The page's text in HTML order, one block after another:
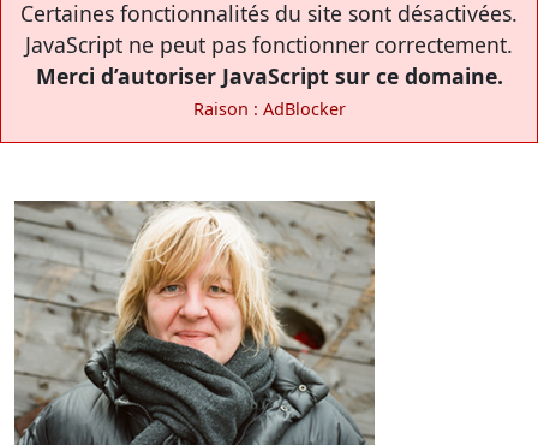
Certaines fonctionnalités du site sont désactivées.
JavaScript ne peut pas fonctionner correctement.
Merci d’autoriser JavaScript sur ce domaine.
Raison : AdBlocker